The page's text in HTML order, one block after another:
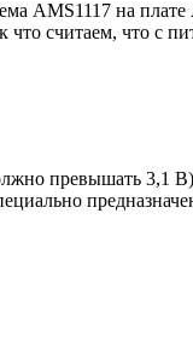
AMS1117 на
считаем, что с
превышать 3,1